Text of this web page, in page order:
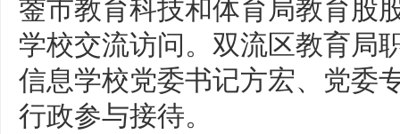
学校交流访问。双流区教育局
信息学校党委书记方宏、党委
行政参与接待。